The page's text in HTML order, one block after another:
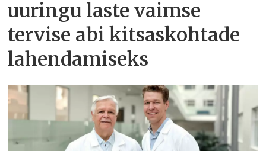
uuringu laste vaimse
tervise abi kitsaskohtade
lahendamiseks